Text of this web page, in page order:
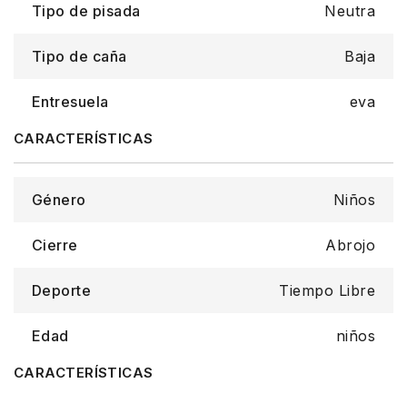
Tipo de pisada Neutra
Tipo de caña Baja
Entresuela eva
Género Niños
Cierre Abrojo
Deporte Tiempo Libre
Edad niños